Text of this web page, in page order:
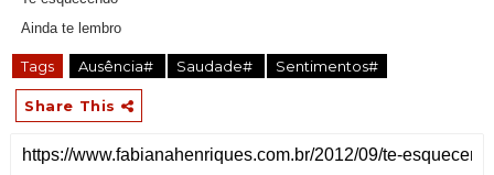
Ainda te lembro
Tags Ausência# Saudade# Sentimentos#
Share This